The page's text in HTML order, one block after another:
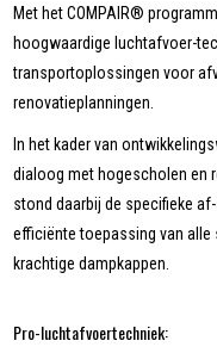
Met het COMPAIR®
hoogwaardige luchtafvoer-
transportoplossingen voor
renovatieplanningen.
In het kader van
dialoog met hogescholen en
stond daarbij de specifieke
efficiënte toepassing van alle
krachtige dampkappen.
Pro-luchtafvoertechniek: